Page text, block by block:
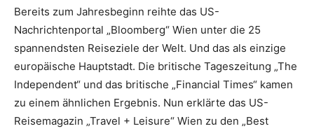
Bereits zum Jahresbeginn reihte das US-
Nachrichtenportal „Bloomberg“ Wien unter die 25
spannendsten Reiseziele der Welt. Und das als einzige
europäische Hauptstadt. Die britische Tageszeitung „The
Independent“ und das britische „Financial Times“ kamen
zu einem ähnlichen Ergebnis. Nun erklärte das US-
Reisemagazin „Travel + Leisure“ Wien zu den „Best